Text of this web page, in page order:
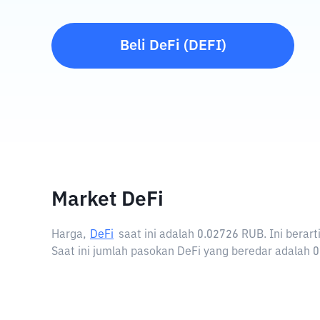
Beli DeFi ( DEFI)
Market DeFi
Harga, DeFi saat ini adalah 0.02726 RUB. Ini
Saat ini jumlah pasokan DeFi yang beredar